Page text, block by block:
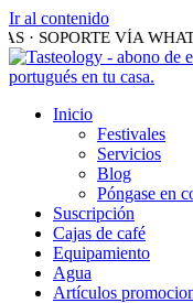
Ir al contenido
· SOPORTE VÍA
Inicio
Festivales
Servicios
Blog
Póngase en
Suscripción
Cajas de café
Equipamiento
Agua
Artículos